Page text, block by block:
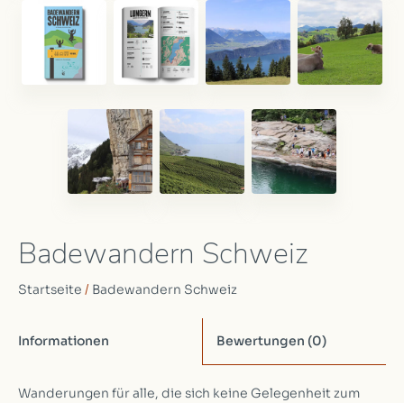
Badewandern Schweiz
Startseite / Badewandern Schweiz
Informationen Bewertungen (0)
Wanderungen für alle, die sich keine Gelegenheit zum